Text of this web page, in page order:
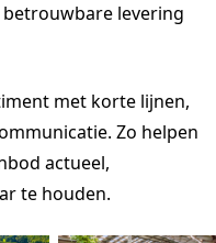
levering
met korte lijnen,
Zo helpen
actueel,
te houden.